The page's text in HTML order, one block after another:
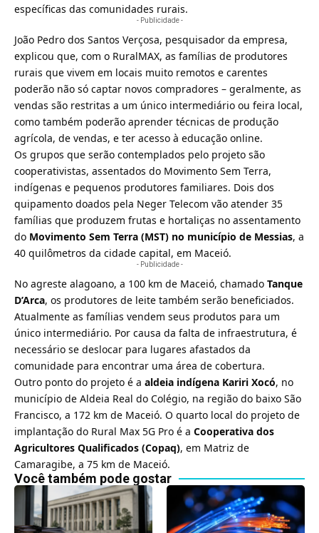
específicas das comunidades rurais.
- Publicidade -
João Pedro dos Santos Verçosa, pesquisador da empresa,
explicou que, com o RuralMAX, as famílias de produtores
rurais que vivem em locais muito remotos e carentes
poderão não só captar novos compradores – geralmente, as
vendas são restritas a um único intermediário ou feira local,
como também poderão aprender técnicas de produção
agrícola, de vendas, e ter acesso à educação online.
Os grupos que serão contemplados pelo projeto são
cooperativistas, assentados do Movimento Sem Terra,
indígenas e pequenos produtores familiares. Dois dos
quipamento doados pela Neger Telecom vão atender 35
famílias que produzem frutas e hortaliças no assentamento
do Movimento Sem Terra (MST) no município de Messias, a
40 quilômetros da cidade capital, em Maceió.
- Publicidade -
No agreste alagoano, a 100 km de Maceió, chamado Tanque
D’Arca, os produtores de leite também serão beneficiados.
Atualmente as famílias vendem seus produtos para um
único intermediário. Por causa da falta de infraestrutura, é
necessário se deslocar para lugares afastados da
comunidade para encontrar uma área de cobertura.
Outro ponto do projeto é a aldeia indígena Kariri Xocó, no
município de Aldeia Real do Colégio, na região do baixo São
Francisco, a 172 km de Maceió. O quarto local do projeto de
implantação do Rural Max 5G Pro é a Cooperativa dos
Agricultores Qualificados (Copaq), em Matriz de
Camaragibe, a 75 km de Maceió.
Você também pode gostar